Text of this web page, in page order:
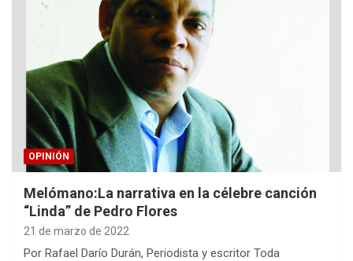
OPINIÓN
Melómano:La narrativa en la célebre canción
“Linda” de Pedro Flores
21 de marzo de 2022
Por Rafael Darío Durán, Periodista y escritor Toda